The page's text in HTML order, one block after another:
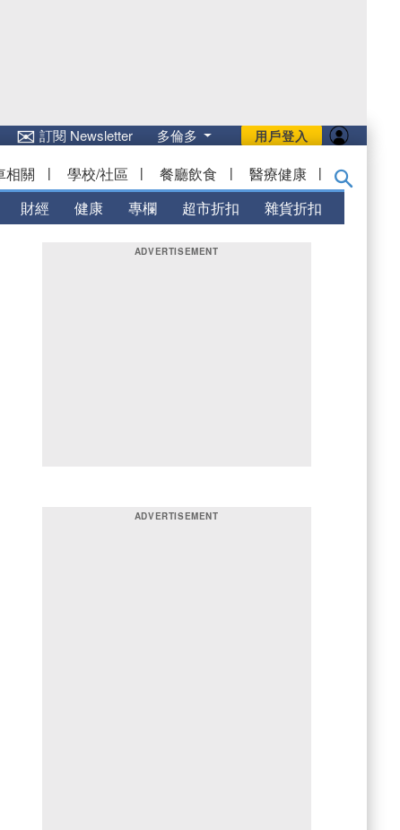
用戶登入
✉訂閱 Newsletter 多倫多
相關 | 學校/社區 | 餐廳飲食 | 醫療健康 |
財經 健康 專欄 超市折扣 雜貨折扣